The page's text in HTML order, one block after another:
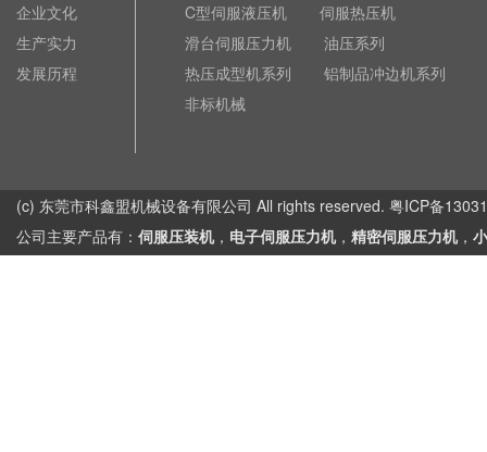
企业文化
生产实力
发展历程
C型伺服液压机
伺服热压机
滑台伺服压力机
油压系列
热压成型机系列
铝制品冲边机系列
非标机械
(c) 东莞市科鑫盟机械设备有限公司 All rights reserved. 粤ICP备
公司主要产品有： 伺服压装机， 电子伺服压力机， 精密伺服压力机，